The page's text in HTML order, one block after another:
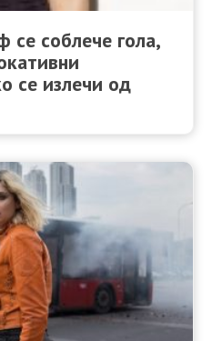
соблече гола,
се излечи од